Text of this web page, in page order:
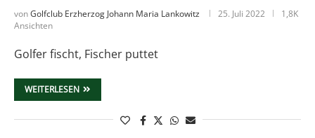
vonGolfclub Erzherzog Johann Maria Lankowitz 25. Juli 2022
1,8K
Ansichten
Golfer fischt, Fischer puttet
WEITERLESEN